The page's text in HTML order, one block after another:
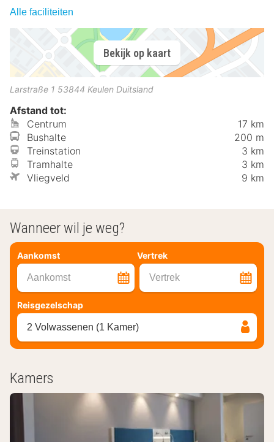
Alle faciliteiten
Bekijk op kaart
Larstraße 1 53844 Keulen Duitsland
Afstand tot:
Centrum
17 km
Bushalte
200 m
Treinstation
3 km
Tramhalte
3 km
Vliegveld
9 km
Wanneer wil je weg?
Aankomst Vertrek
Aankomst Vertrek
Reisgezelschap
2 Volwassenen (1 Kamer)
Kamers